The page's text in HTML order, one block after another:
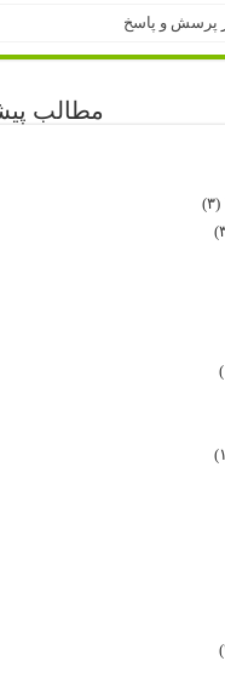
پرسش و پاسخ
مطالب
(۳)